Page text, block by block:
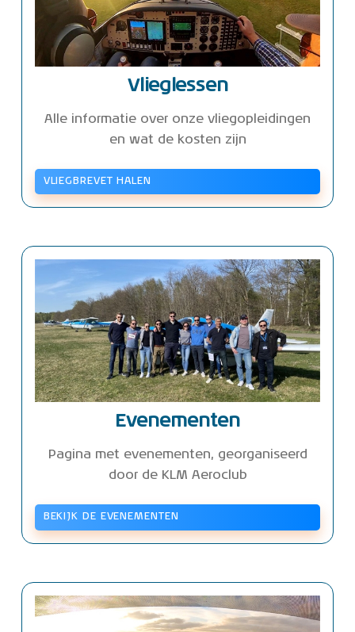
Vlieglessen
Alle informatie over onze vliegopleidingen
en wat de kosten zijn
VLIEGBREVET HALEN
Evenementen
Pagina met evenementen, georganiseerd
door de KLM Aeroclub
BEKIJK DE EVENEMENTEN